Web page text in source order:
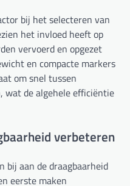
bij het selecteren van
het invloed heeft op
vervoerd en opgezet
en compacte markers
om snel tussen
wat de algehele efficiëntie
verbeteren
bij aan de draagbaarheid
eerste maken